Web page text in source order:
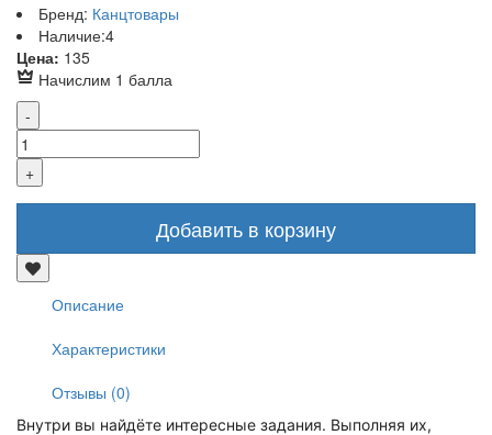
Бренд: Канцтовары
Наличие:4
Цена: 135Р
Начислим 1 балла
Добавить в корзину
Описание
Характеристики
Отзывы (0)
Внутри вы найдёте интересные задания. Выполняя их,